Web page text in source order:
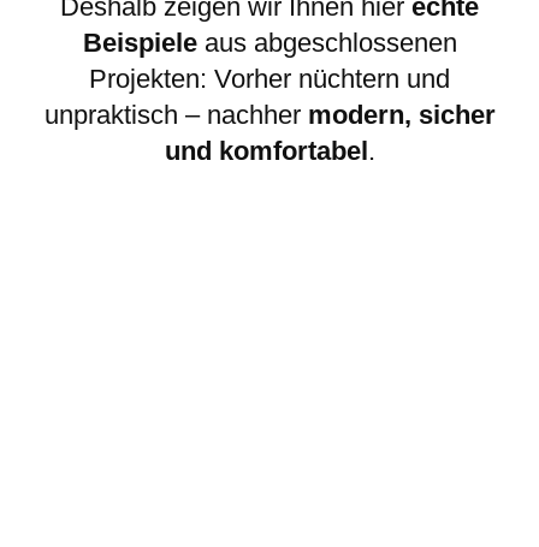
Deshalb zeigen wir Ihnen hier echte
Beispieleaus abgeschlossenen
Projekten: Vorher nüchtern und
unpraktisch – nachher modern, sicher
und komfortabel.